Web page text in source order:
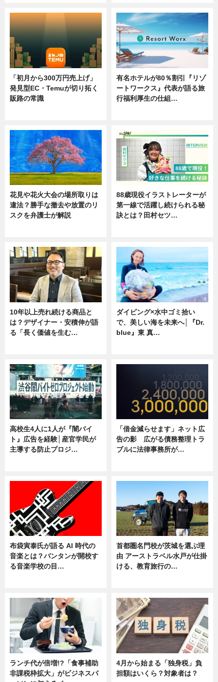
「初月から300万円売上げ」
発見型EC・Temuが切り拓く
販路の常識
有名ホテルが80％割引『リゾ
ートワークス』代表が語る旅
行福利厚生の仕組…
花見や花火大会の場所取りは
違法？勝手な撤去や放置のリ
スクを弁護士が解説
88歳現役イラストレーターが
第一線で活躍し続けられる秘
訣とは？田村セツ…
10年以上売れ続ける商品と
は？デザイナー・安積伸が語
る「長く価値を生む…
ダイビング×水中ゴミ拾い
で、美しい海を未来へ│『Dr.
blue』東 真…
高校生4人に1人が『闇バイ
ト』広告を経験│産官学民が
主導する防止プロジ…
「借金減らせます」ネット広
告の影 広がる債務整理トラ
ブルに法律事務所が…
布袋寅泰氏が語る AI 時代の
音楽とは？バンタンが開校す
る音楽学校の目…
首都圏名門校が茨城を選ぶ理
由 アーストラベル水戸が仕掛
ける、教育旅行の…
ランチ代が倍増!?「食事補助
非課税枠拡大」がビジネスパ
4月から始まる「独身税」負
担額はいくら？対象者は？